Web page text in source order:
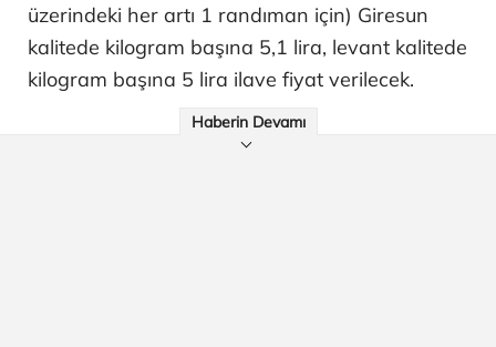
üzerindeki her artı 1 randıman için) Giresun
kalitede kilogram başına 5,1 lira, levant kalitede
kilogram başına 5 lira ilave fiyat verilecek.
Haberin Devamı